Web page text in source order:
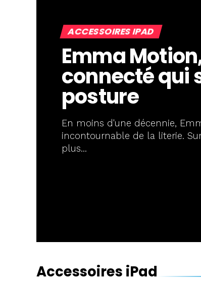
ACCESSOIRES IPAD
Emma
connecté qui
posture
En moins d'une décennie,
incontournable de la literie.
plus...
Accessoires iPad